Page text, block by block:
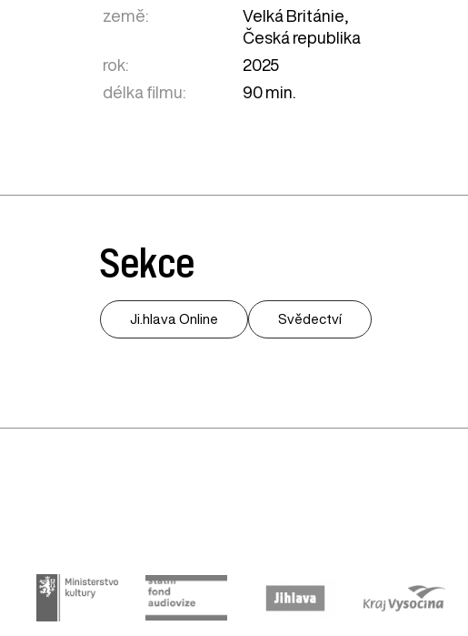
země:
Velká Británie
Česká republika
rok:
2025
délka filmu:
90 min.
Sekce
Ji.hlava Online Svědectví